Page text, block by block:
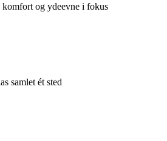
og ydeevne i fokus
samlet ét sted